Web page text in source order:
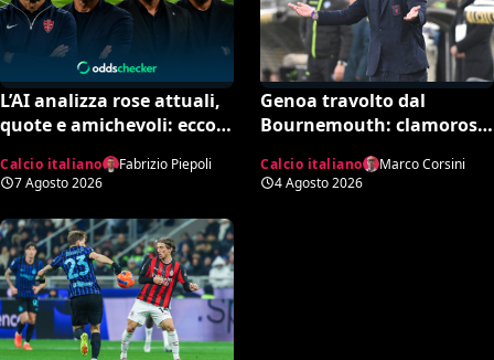
L’AI analizza rose attuali,
quote e amichevoli: ecco
retrocedere. C’è anche
un’insospettabile
Calcio italiano
Fabrizio Piepoli
7 Agosto 2026
Genoa travolto dal
Bournemouth: clamoroso
record negativo storico
Calcio italiano
Marco Corsini
4 Agosto 2026